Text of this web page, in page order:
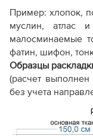
Пример: хлопок,
муслин, атлас
малосминаемые
фатин, шифон,
Образцы
(расчет
без учета